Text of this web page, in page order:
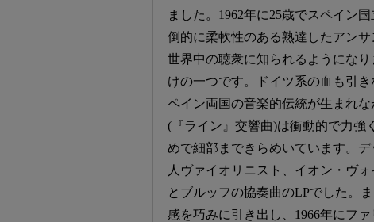
ました。1962年に25歳でスペイン
倒的に柔軟性のある熟達したアン
世界中の聴衆に知られるようにな
けの一つです。ドイツ系の血も引
ペイン両国の音楽的伝統が生まれ
(『ライン』交響曲)は衝動的で力強
めで細部まできらめいています。
人ヴァイオリニスト、イオン・ヴ
とブルッフの協奏曲のLPでした。
感を巧みに引き出し、1966年にフ